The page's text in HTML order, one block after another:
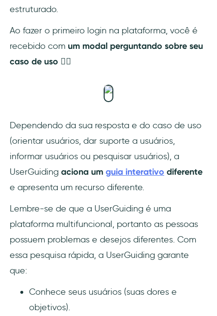
estruturado.
Ao fazer o primeiro login na plataforma, você é
recebido com um modal perguntando sobre seu
caso de uso 👇🏻
Dependendo da sua resposta e do caso de uso
(orientar usuários, dar suporte a usuários,
informar usuários ou pesquisar usuários), a
UserGuiding aciona um guia interativo diferente
e apresenta um recurso diferente.
Lembre-se de que a UserGuiding é uma
plataforma multifuncional, portanto as pessoas
possuem problemas e desejos diferentes. Com
essa pesquisa rápida, a UserGuiding garante
que:
Conhece seus usuários (suas dores e
objetivos).